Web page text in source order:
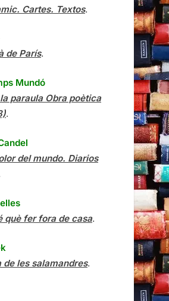
Cartes. Textos.
de París.
Mundó
paraula Obra poètica
.
del mundo. Diarios
què fer fora de casa.
de les salamandres.